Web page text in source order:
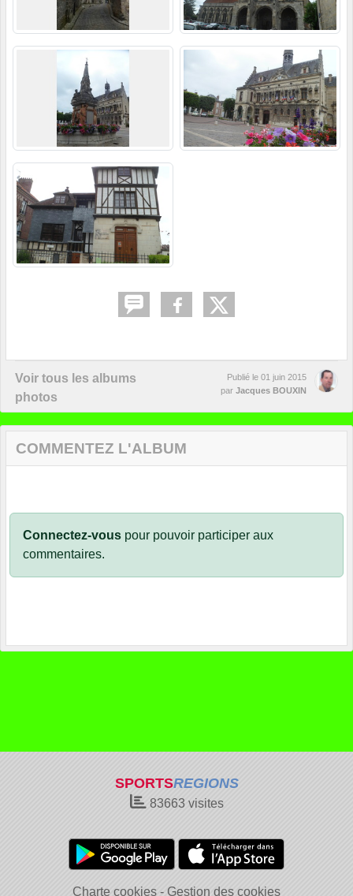
Voir tous les albums
photos
Publié le 01 juin 2015
par Jacques BOUXIN
COMMENTEZ L'ALBUM
Connectez-vous pour pouvoir participer aux
commentaires.
SPORTSREGIONS
83663visites
Charte cookies Gestion des cookies